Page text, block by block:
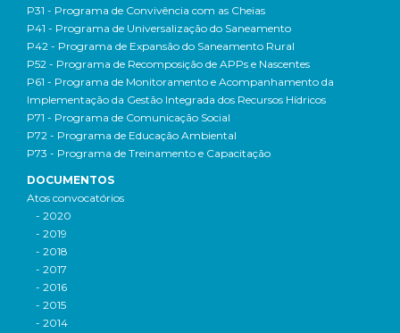
P31 - Programa de Convivência com as Cheias
P41 - Programa de Universalização do Saneamento
P42 - Programa de Expansão do Saneamento Rural
P52 - Programa de Recomposição de APPs e Nascentes
P61 - Programa de Monitoramento e Acompanhamento da
Implementação da Gestão Integrada dos Recursos Hídricos
P71 - Programa de Comunicação Social
P72 - Programa de Educação Ambiental
P73 - Programa de Treinamento e Capacitação
DOCUMENTOS
Atos convocatórios
- 2020
- 2019
- 2018
- 2017
- 2016
- 2015
- 2014